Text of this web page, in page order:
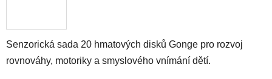
Senzorická sada 20 hmatových disků Gonge pro rozvoj
rovnováhy, motoriky a smyslového vnímání dětí.